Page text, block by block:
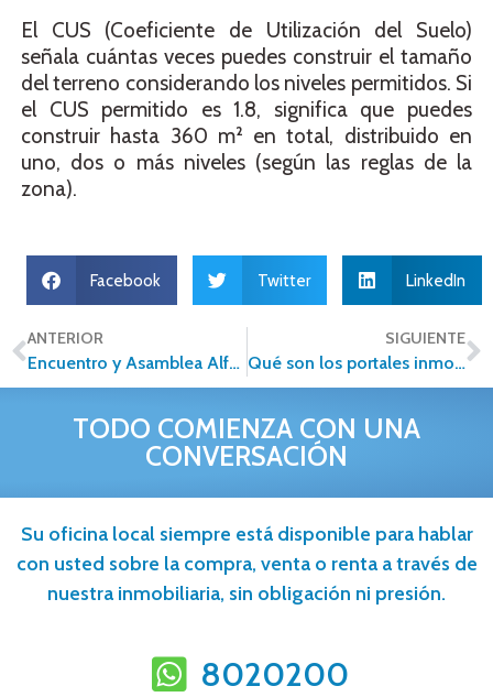
El CUS (Coeficiente de Utilización del Suelo)
señala cuántas veces puedes construir el tamaño
del terreno considerando los niveles permitidos. Si
el CUS permitido es 1.8, significa que puedes
construir hasta 360 m² en total, distribuido en
uno, dos o más niveles (según las reglas de la
zona).
Facebook Twitter LinkedIn
ANTERIOR
Encuentro y Asamblea Alfa Inmobiliaria 2026: Victoria con Propósito
SIGUIENTE
Qué son los portales inmobiliarios y cómo aprovecharlos al máximo
TODO COMIENZA CON UNA
CONVERSACIÓN
Su oficina local siempre está disponible para hablar
con usted sobre la compra, venta o renta a través de
nuestra inmobiliaria, sin obligación ni presión.
8020200